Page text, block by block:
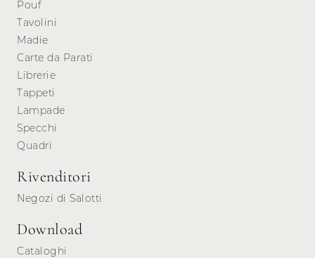
Pouf
Tavolini
Madie
Carte da Parati
Librerie
Tappeti
Lampade
Specchi
Quadri
Rivenditori
Negozi di Salotti
Download
Cataloghi